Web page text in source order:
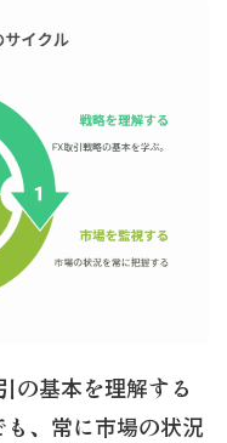
の基本を理解する
、常に市場の状況